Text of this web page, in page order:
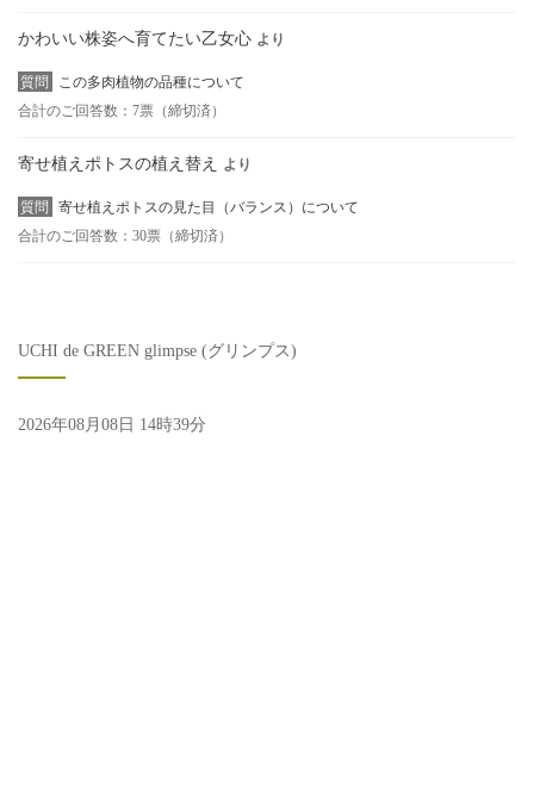
かわいい株姿へ育てたい乙女心 より
質問
この多肉植物の品種について
合計のご回答数：7票（締切済）
寄せ植えポトスの植え替え より
質問
寄せ植えポトスの見た目（バランス）について
合計のご回答数：30票（締切済）
UCHI de GREEN glimpse (グリンプス)
2026年08月08日 14時39分